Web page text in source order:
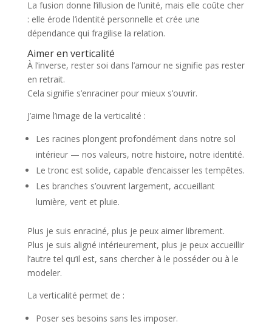
La fusion donne l’illusion de l’unité, mais elle coûte cher
: elle érode l’identité personnelle et crée une
dépendance qui fragilise la relation.
Aimer en verticalité
À l’inverse, rester soi dans l’amour ne signifie pas rester
en retrait.
Cela signifie s’enraciner pour mieux s’ouvrir.
J’aime l’image de la verticalité :
Les racines plongent profondément dans notre sol
intérieur — nos valeurs, notre histoire, notre identité.
Le tronc est solide, capable d’encaisser les tempêtes.
Les branches s’ouvrent largement, accueillant
lumière, vent et pluie.
Plus je suis enraciné, plus je peux aimer librement.
Plus je suis aligné intérieurement, plus je peux accueillir
l’autre tel qu’il est, sans chercher à le posséder ou à le
modeler.
La verticalité permet de :
Poser ses besoins sans les imposer.